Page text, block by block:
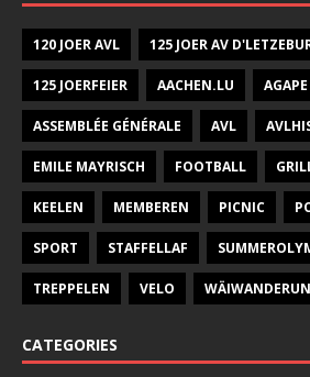
120 JOER AVL 125 JOER AV
125 JOERFEIER AACHEN.LU AGAPE
ASSEMBLÉE GÉNÉRALE AVL
EMILE MAYRISCH FOOTBALL
KEELEN MEMBEREN PICNIC
SPORT STAFFELLAF
TREPPELEN VELO
CATEGORIES